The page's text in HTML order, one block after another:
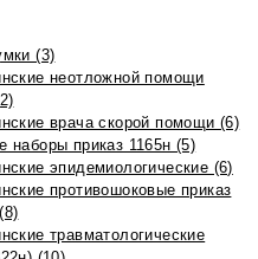
(3)
неотложной помощи
врача скорой помощи (6)
наборы приказ 1165н (5)
эпидемиологические (6)
противошоковые приказ
травматологические